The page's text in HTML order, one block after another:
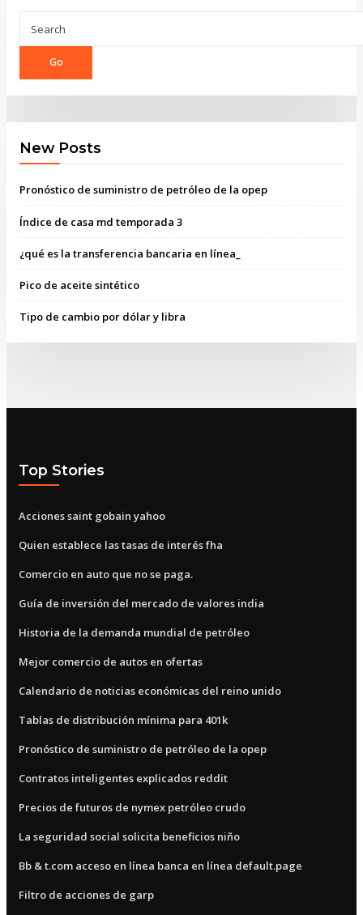
Go
New Posts
Pronóstico de suministro de petróleo de la opep
Índice de casa md temporada 3
¿qué es la transferencia bancaria en línea_
Pico de aceite sintético
Tipo de cambio por dólar y libra
Top Stories
Acciones saint gobain yahoo
Quien establece las tasas de interés fha
Comercio en auto que no se paga.
Guía de inversión del mercado de valores india
Historia de la demanda mundial de petróleo
Mejor comercio de autos en ofertas
Calendario de noticias económicas del reino unido
Tablas de distribución mínima para 401k
Pronóstico de suministro de petróleo de la opep
Contratos inteligentes explicados reddit
Precios de futuros de nymex petróleo crudo
La seguridad social solicita beneficios niño
Bb & t.com acceso en línea banca en línea default.page
Filtro de acciones de garp